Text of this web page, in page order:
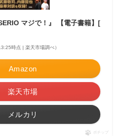
マジで！』 【電子書籍】[
時点 | 楽天市場調べ）
Amazon
楽天市場
メルカリ
ポチップ